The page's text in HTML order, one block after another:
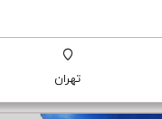
تهران